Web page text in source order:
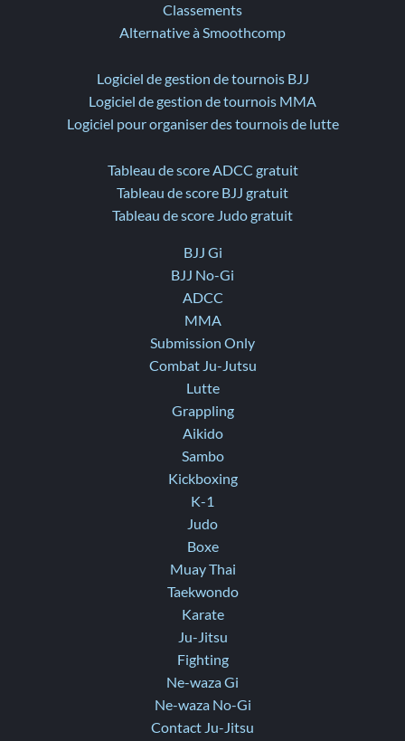
Classements
Alternative à Smoothcomp
Logiciel de gestion de tournois BJJ
Logiciel de gestion de tournois MMA
Logiciel pour organiser des tournois de lutte
Tableau de score ADCC gratuit
Tableau de score BJJ gratuit
Tableau de score Judo gratuit
BJJ Gi
BJJ No-Gi
ADCC
MMA
Submission Only
Combat Ju-Jutsu
Lutte
Grappling
Aikido
Sambo
Kickboxing
K-1
Judo
Boxe
Muay Thai
Taekwondo
Karate
Ju-Jitsu
Fighting
Ne-waza Gi
Ne-waza No-Gi
Contact Ju-Jitsu